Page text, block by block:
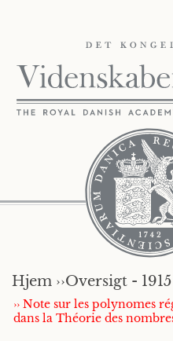
Hjem ››Oversigt - 1915
›› Note sur les polynomes
dans la Théorie des